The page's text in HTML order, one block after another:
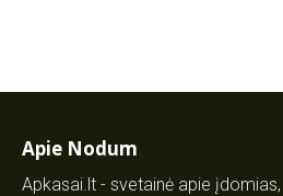
Apie Nodum
Apkasai.lt - svetainė apie